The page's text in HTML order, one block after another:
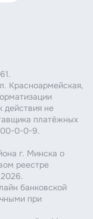
Красноармейская,
действия не
платёжных
0-0-9.
г. Минска о
реестре
банковской
при